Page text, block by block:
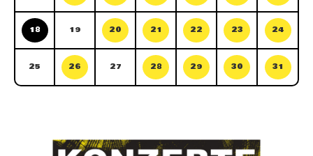
18 19 20 21 22 23 24
25 26 27 28 29 30 31